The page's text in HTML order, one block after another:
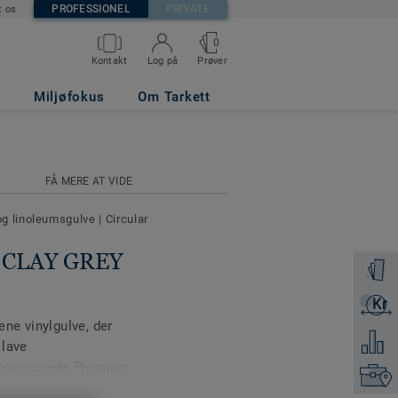
os PROFESSIONEL PRIVATE
Kontakt Log på
0
Prøver
Miljøfokus Om Tarkett
Bestil
Kr
Få et
Tilføj
FÅ MERE AT VIDE
linoleumsgulve | Circular
GREY
vinylgulve, der